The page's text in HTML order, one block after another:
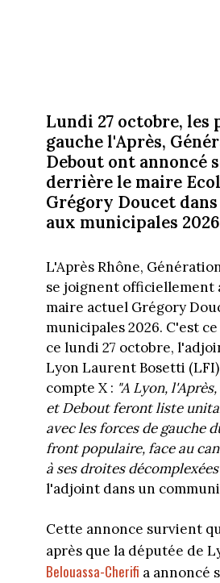
Lundi 27 octobre, les
gauche l'Après,
Debout ont annoncé
derrière le maire
Grégory Doucet
aux municipales
L'Après Rhône,
se joignent officiellement
maire actuel Grégory
municipales 2026. C'est
ce lundi 27 octobre,
Lyon Laurent Bosetti
compte X : "A Lyon,
et Debout feront liste
avec les forces de gauche
front populaire, face au
à ses droites
l'adjoint dans un
Cette annonce survient
après que la députée de
Belouassa-Cherifi a annoncé